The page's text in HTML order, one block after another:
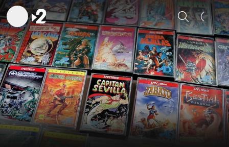
Sök